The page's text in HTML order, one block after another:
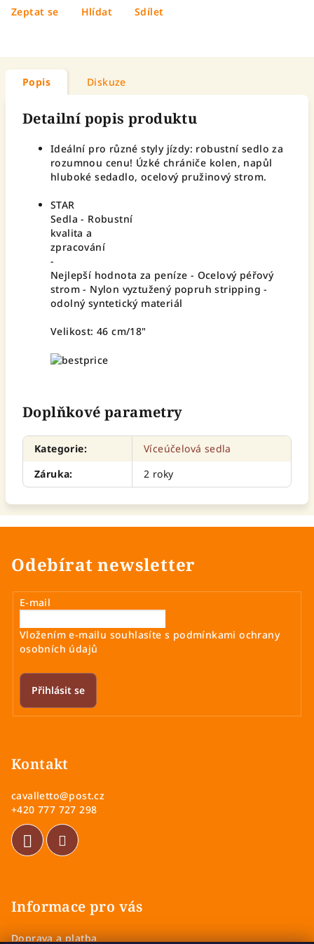
Zeptat se Hlídat Sdílet
Popis Diskuze
Detailní popis produktu
Ideální pro různé styly jízdy: robustní sedlo za
rozumnou cenu! Úzké chrániče kolen, napůl
hluboké sedadlo, ocelový pružinový strom.
STAR
Sedla - Robustní
kvalita a
zpracování
-
Nejlepší hodnota za peníze - Ocelový péřový
strom - Nylon vyztužený popruh stripping -
odolný syntetický materiál
Velikost: 46 cm/18"
Doplňkové parametry
Kategorie:
Víceúčelová sedla
Záruka: 2 roky
Odebírat newsletter
E-mail
Vložením e-mailu souhlasíte s podmínkami ochrany
osobních údajů
Přihlásit se
Kontakt
cavalletto@post.cz
+420 777 727 298
Informace pro vás
Doprava a platba